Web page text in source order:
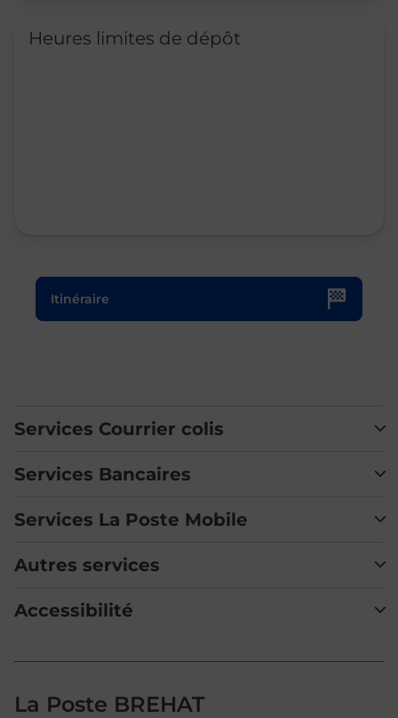
Heures limites de dépôt
Itinéraire
Le lien s'ouvre dans un nouvel onglet
Services Courrier colis
Services Bancaires
Services La Poste Mobile
Autres services
Accessibilité
La Poste BREHAT